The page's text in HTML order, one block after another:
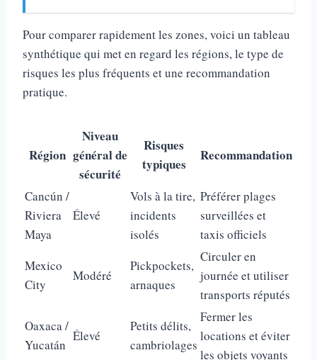
Pour comparer rapidement les zones, voici un tableau
synthétique qui met en regard les régions, le type de
risques les plus fréquents et une recommandation
pratique.
Région
Niveau
général de
sécurité
Risques
typiques
Recommandation
Cancún /
Riviera
Maya
Élevé
Vols à la tire,
incidents
isolés
Préférer plages
surveillées et
taxis officiels
Mexico
City
Modéré
Pickpockets,
arnaques
Circuler en
journée et utiliser
transports réputés
Oaxaca /
Yucatán
Élevé
Petits délits,
cambriolages
Fermer les
locations et éviter
les objets voyants